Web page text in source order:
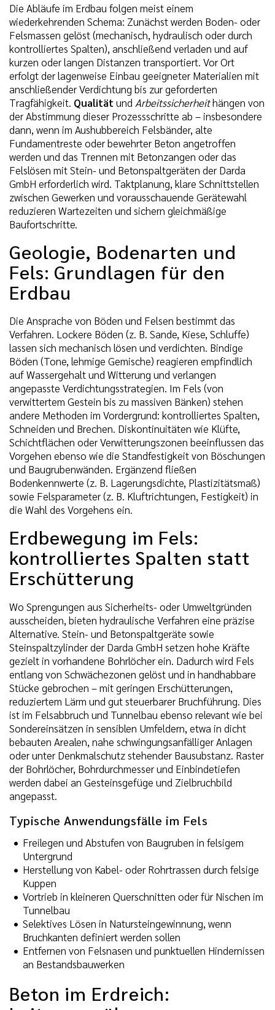
Die Abläufe im Erdbau folgen meist einem
wiederkehrenden Schema: Zunächst werden Boden- oder
Felsmassen gelöst (mechanisch, hydraulisch oder durch
kontrolliertes Spalten), anschließend verladen und auf
kurzen oder langen Distanzen transportiert. Vor Ort
erfolgt der lagenweise Einbau geeigneter Materialien mit
anschließender Verdichtung bis zur geforderten
Tragfähigkeit. Qualitätund Arbeitssicherheithängen von
der Abstimmung dieser Prozessschritte ab – insbesondere
dann, wenn im Aushubbereich Felsbänder, alte
Fundamentreste oder bewehrter Beton angetroffen
werden und das Trennen mit Betonzangen oder das
Felslösen mit Stein- und Betonspaltgeräten der Darda
GmbH erforderlich wird. Taktplanung, klare Schnittstellen
zwischen Gewerken und vorausschauende Gerätewahl
reduzieren Wartezeiten und sichern gleichmäßige
Baufortschritte.
Geologie, Bodenarten und
Fels: Grundlagen für den
Erdbau
Die Ansprache von Böden und Felsen bestimmt das
Verfahren. Lockere Böden (z. B. Sande, Kiese, Schluffe)
lassen sich mechanisch lösen und verdichten. Bindige
Böden (Tone, lehmige Gemische) reagieren empfindlich
auf Wassergehalt und Witterung und verlangen
angepasste Verdichtungsstrategien. Im Fels (von
verwittertem Gestein bis zu massiven Bänken) stehen
andere Methoden im Vordergrund: kontrolliertes Spalten,
Schneiden und Brechen. Diskontinuitäten wie Klüfte,
Schichtflächen oder Verwitterungszonen beeinflussen das
Vorgehen ebenso wie die Standfestigkeit von Böschungen
und Baugrubenwänden. Ergänzend fließen
Bodenkennwerte (z. B. Lagerungsdichte, Plastizitätsmaß)
sowie Felsparameter (z. B. Kluftrichtungen, Festigkeit) in
die Wahl des Vorgehens ein.
Erdbewegung im Fels:
kontrolliertes Spalten statt
Erschütterung
Wo Sprengungen aus Sicherheits- oder Umweltgründen
ausscheiden, bieten hydraulische Verfahren eine präzise
Alternative. Stein- und Betonspaltgeräte sowie
Steinspaltzylinder der Darda GmbH setzen hohe Kräfte
gezielt in vorhandene Bohrlöcher ein. Dadurch wird Fels
entlang von Schwächezonen gelöst und in handhabbare
Stücke gebrochen – mit geringen Erschütterungen,
reduziertem Lärm und gut steuerbarer Bruchführung. Dies
ist im Felsabbruch und Tunnelbau ebenso relevant wie bei
Sondereinsätzen in sensiblen Umfeldern, etwa in dicht
bebauten Arealen, nahe schwingungsanfälliger Anlagen
oder unter Denkmalschutz stehender Bausubstanz. Raster
der Bohrlöcher, Bohrdurchmesser und Einbindetiefen
werden dabei an Gesteinsgefüge und Zielbruchbild
angepasst.
Typische Anwendungsfälle im Fels
Freilegen und Abstufen von Baugruben in felsigem
Untergrund
Herstellung von Kabel- oder Rohrtrassen durch felsige
Kuppen
Vortrieb in kleineren Querschnitten oder für Nischen im
Tunnelbau
Selektives Lösen in Natursteingewinnung, wenn
Bruchkanten definiert werden sollen
Entfernen von Felsnasen und punktuellen Hindernissen
an Bestandsbauwerken
Beton im Erdreich: